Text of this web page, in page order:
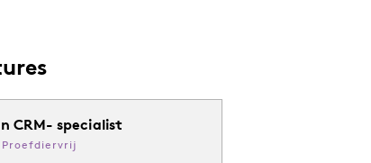
CRM- specialist